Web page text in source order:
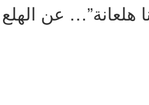
هلعانة”… عن